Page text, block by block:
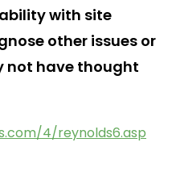
with site
other issues or
not have thought
4/reynolds6.asp